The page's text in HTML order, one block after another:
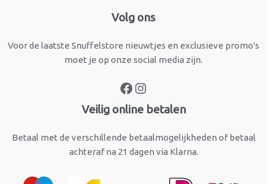
Volg ons
Voor de laatste Snuffelstore nieuwtjes en exclusieve promo's
moet je op onze social media zijn.
Facebook
Veilig online betalen
Betaal met de verschillende betaalmogelijkheden of betaal
achteraf na 21 dagen via Klarna.